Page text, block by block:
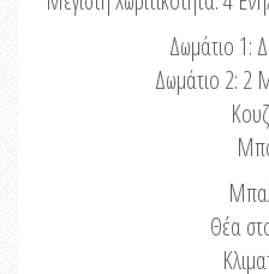
Δωμάτιο 1:
Δωμάτιο 2: 2
Θέα